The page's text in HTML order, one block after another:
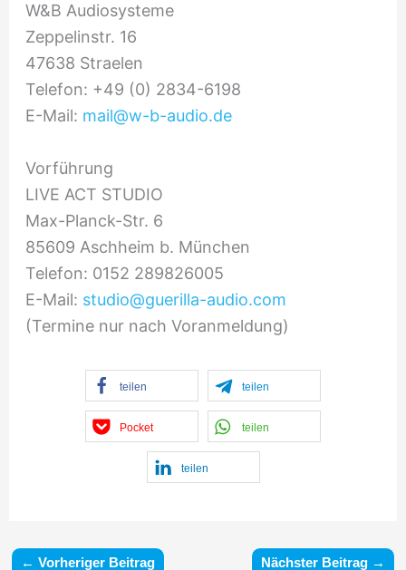
W&B Audiosysteme
Zeppelinstr. 16
47638 Straelen
Telefon: +49 (0) 2834-6198
E-Mail: mail@w-b-audio.de
Vorführung
LIVE ACT STUDIO
Max-Planck-Str. 6
85609 Aschheim b. München
Telefon: 0152 289826005
E-Mail: studio@guerilla-audio.com
(Termine nur nach Voranmeldung)
teilen teilen
Pocket teilen
teilen
← Vorheriger Beitrag Nächster Beitrag →